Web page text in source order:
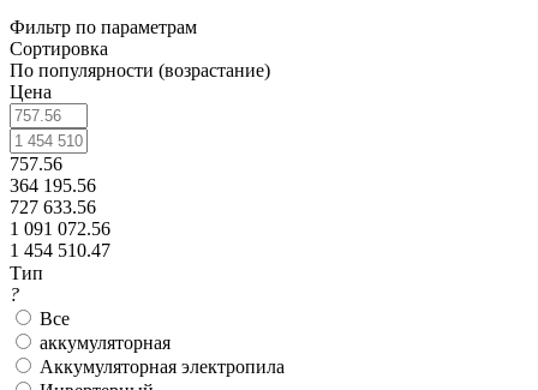
Фильтр по параметрам
Сортировка
По популярности (возрастание)
Цена
757.56
364 195.56
727 633.56
1 091 072.56
1 454 510.47
Тип
?
Все
аккумуляторная
Аккумуляторная электропила